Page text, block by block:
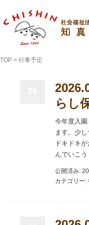
TOP > 行事予定
らし
今年度入園
ます。少
ドキドキ
んでいこう
公開済み:
カテゴリー: